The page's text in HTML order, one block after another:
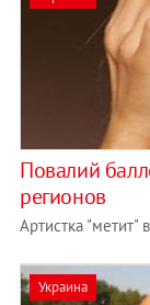
Повалий
регионов
Артистка "метит"
Украина